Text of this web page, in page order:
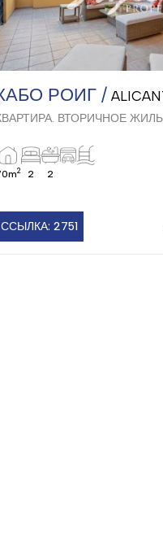
РОИГ /
ВТОРИЧНОЕ
2 2 2
ССЫЛКА: 2751